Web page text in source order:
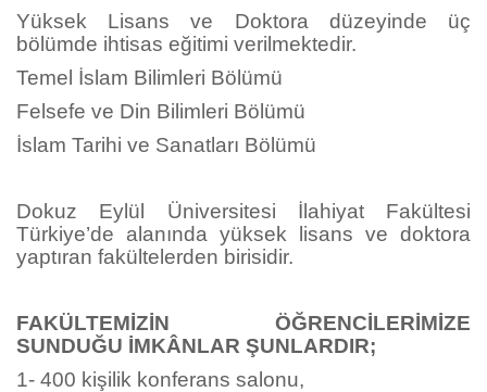
Yüksek Lisans ve Doktora düzeyinde üç
bölümde ihtisas eğitimi verilmektedir.
Temel İslam Bilimleri Bölümü
Felsefe ve Din Bilimleri Bölümü
İslam Tarihi ve Sanatları Bölümü
Dokuz Eylül Üniversitesi İlahiyat Fakültesi
Türkiye’de alanında yüksek lisans ve doktora
yaptıran fakültelerden birisidir.
FAKÜLTEMİZİN ÖĞRENCİLERİMİZE
SUNDUĞU İMKÂNLAR ŞUNLARDIR;
1- 400 kişilik konferans salonu,